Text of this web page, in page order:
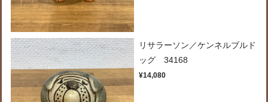
リサラーソン／ケンネルブルド
ッグ 34168
¥14,080